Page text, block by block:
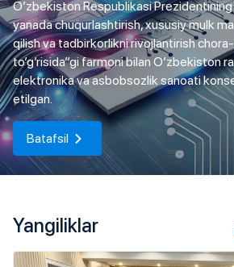
O’zbekiston Respublikasi
yanada chuqurlashtirish, xususiy mulk
qilish va tadbirkorlikni rivojlantirish
to’g’risida”gi farmoni bilan O’zbekiston
elektronika va asbobsozlik sanoati
etilgan.
Batafsil
Yangiliklar